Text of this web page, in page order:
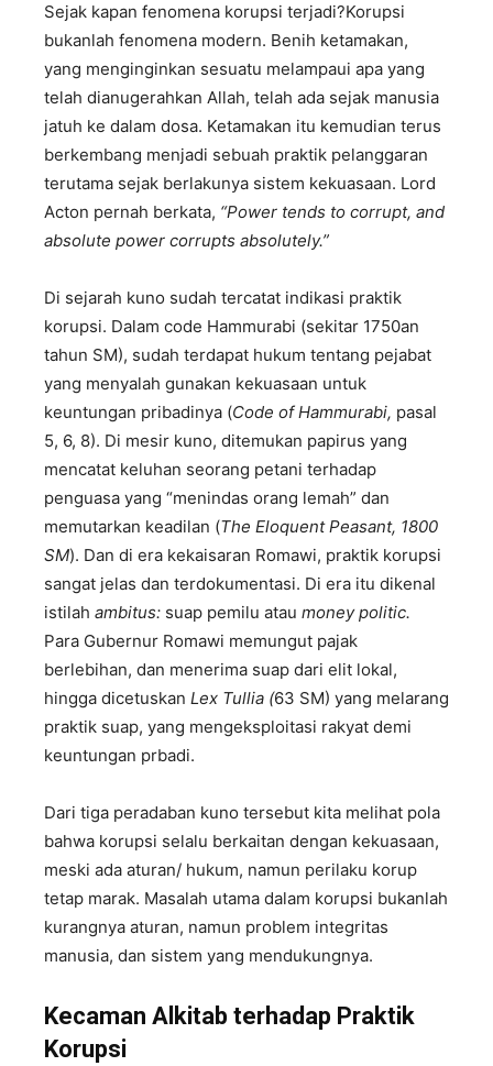
Sejak kapan fenomena korupsi terjadi?Korupsi
bukanlah fenomena modern. Benih ketamakan,
yang menginginkan sesuatu melampaui apa yang
telah dianugerahkan Allah, telah ada sejak manusia
jatuh ke dalam dosa. Ketamakan itu kemudian terus
berkembang menjadi sebuah praktik pelanggaran
terutama sejak berlakunya sistem kekuasaan. Lord
Acton pernah berkata, “Power tends to corrupt, and
absolute power corrupts absolutely.”
Di sejarah kuno sudah tercatat indikasi praktik
korupsi. Dalam code Hammurabi (sekitar 1750an
tahun SM), sudah terdapat hukum tentang pejabat
yang menyalah gunakan kekuasaan untuk
keuntungan pribadinya (Code of Hammurabi, pasal
5, 6, 8). Di mesir kuno, ditemukan papirus yang
mencatat keluhan seorang petani terhadap
penguasa yang “menindas orang lemah” dan
memutarkan keadilan (The Eloquent Peasant, 1800
SM). Dan di era kekaisaran Romawi, praktik korupsi
sangat jelas dan terdokumentasi. Di era itu dikenal
istilah ambitus: suap pemilu atau money politic.
Para Gubernur Romawi memungut pajak
berlebihan, dan menerima suap dari elit lokal,
hingga dicetuskan Lex Tullia (63 SM) yang melarang
praktik suap, yang mengeksploitasi rakyat demi
keuntungan prbadi.
Dari tiga peradaban kuno tersebut kita melihat pola
bahwa korupsi selalu berkaitan dengan kekuasaan,
meski ada aturan/ hukum, namun perilaku korup
tetap marak. Masalah utama dalam korupsi bukanlah
kurangnya aturan, namun problem integritas
manusia, dan sistem yang mendukungnya.
Kecaman Alkitab terhadap Praktik
Korupsi